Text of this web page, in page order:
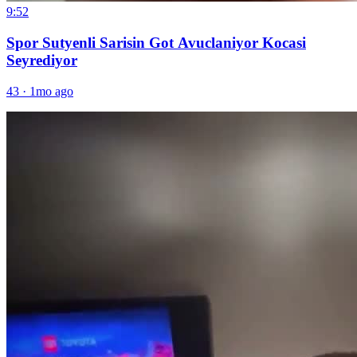
9:52
Spor Sutyenli Sarisin Got Avuclaniyor Kocasi
Seyrediyor
43 · 1mo ago